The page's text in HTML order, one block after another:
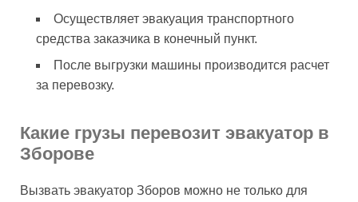
Осуществляет эвакуация транспортного
средства заказчика в конечный пункт.
После выгрузки машины производится расчет
за перевозку.
Какие грузы перевозит эвакуатор в
Зборове
Вызвать эвакуатор Зборов можно не только для